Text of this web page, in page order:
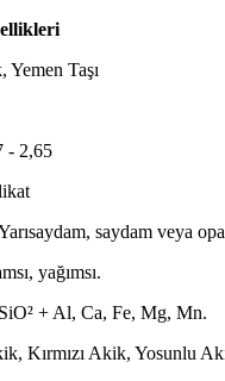
Taşı
- 2,65
saydam veya
yağımsı.
+ Al, Ca, Fe, Mg, Mn.
Kırmızı Akik, Yosunlu